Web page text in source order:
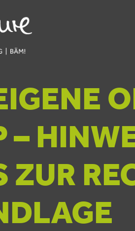
–
ZUR